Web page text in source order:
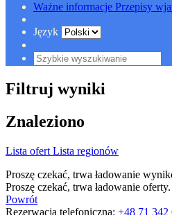
Ważne informacje Przepisy
Język
Filtruj wyniki
Znaleziono
Lista ofert Lista regionów
Proszę czekać, trwa ładowanie
Proszę czekać, trwa ładowanie oferty.
Powrót
Rezerwacja telefoniczna: +48 71 342